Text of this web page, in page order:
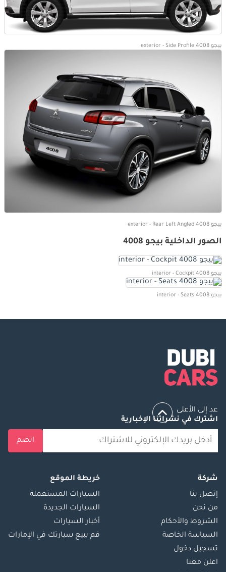
بيجو 4008 exterior - Side Profile
بيجو 4008 exterior - Rear Left Angled
الصور الداخلية بيجو 4008
بيجو 4008 interior - Cockpit
بيجو 4008 interior - Seats
عد إلى الأعلى
اشترك في نشراتنا الإخبارية
انضم
شركة
إتصل بنا
من نحن
الشروط والأحكام
السياسة الخاصة
تسجيل دخول
اعلن معنا
خريطة الموقع
السيارات المستعملة
السيارات الجديدة
أخبار السيارات
قم ببيع سيارتك في الإمارات